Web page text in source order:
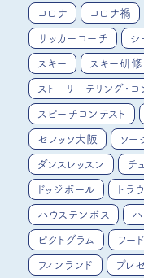
コロナ コロナ禍
サッカーコーチ シ
スキー スキー研修
ストーリーテリング・コ
スピーチコンテスト
セレッソ大阪 ソー
ダンスレッスン チ
ドッジボール トラ
ハウステンボス ハ
ピクトグラム フー
フィンランド プレ